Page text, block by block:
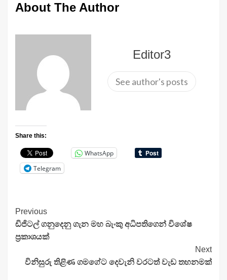
About The Author
Editor3
See author's posts
Share this:
WhatsApp
Telegram
Continue
Reading
Previous
ඩිජිටල් ගනුදෙනු ගැන මහ බැංකු අධිපතිගෙන් විශේෂ
ප්‍රකාශයක්
Next
විනිසුරු තිළිණ ගමගේට දෙවැනි වරටත් වැඩ තහනමක්